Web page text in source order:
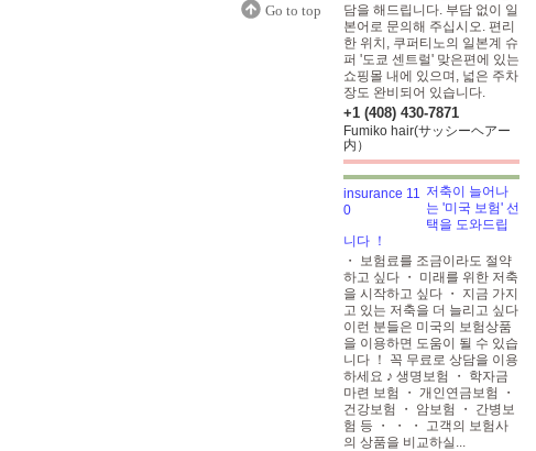
Go to top
담을 해드립니다. 부담 없이 일
본어로 문의해 주십시오. 편리
한 위치, 쿠퍼티노의 일본계 슈
퍼 '도쿄 센트럴' 맞은편에 있는
쇼핑몰 내에 있으며, 넓은 주차
장도 완비되어 있습니다.
+1 (408) 430-7871
Fumiko hair(サッシーヘアー
内）
저축이 늘어나
는 '미국 보험' 선
택을 도와드립
니다 ！
・ 보험료를 조금이라도 절약
하고 싶다 ・ 미래를 위한 저축
을 시작하고 싶다 ・ 지금 가지
고 있는 저축을 더 늘리고 싶다
이런 분들은 미국의 보험상품
을 이용하면 도움이 될 수 있습
니다 ！ 꼭 무료로 상담을 이용
하세요 ♪ 생명보험 ・ 학자금
마련 보험 ・ 개인연금보험 ・
건강보험 ・ 암보험 ・ 간병보
험 등 ・ ・ ・ 고객의 보험사
의 상품을 비교하실...